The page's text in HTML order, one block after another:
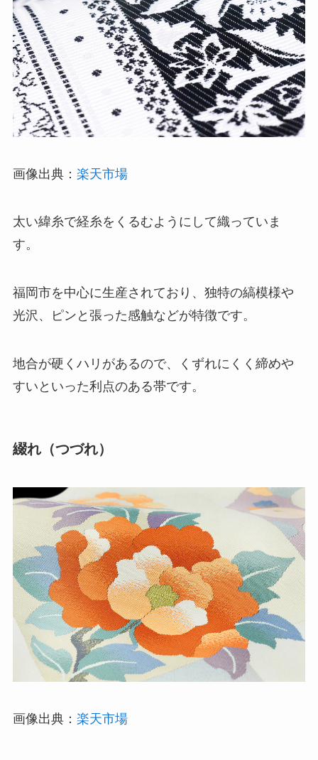
画像出典： 楽天市場
太い緯糸で経糸をくるむようにして織っていま
す。
福岡市を中心に生産されており、独特の縞模様や
光沢、ピンと張った感触などが特徴です。
地合が硬くハリがあるので、くずれにくく締めや
すいといった利点のある帯です。
綴れ（つづれ）
画像出典： 楽天市場